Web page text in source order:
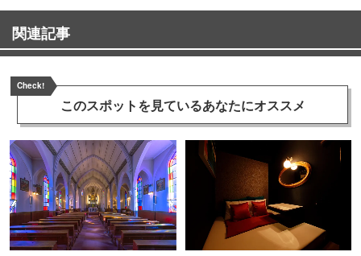
関連記事
Check!
このスポットを見ているあなたにオススメ